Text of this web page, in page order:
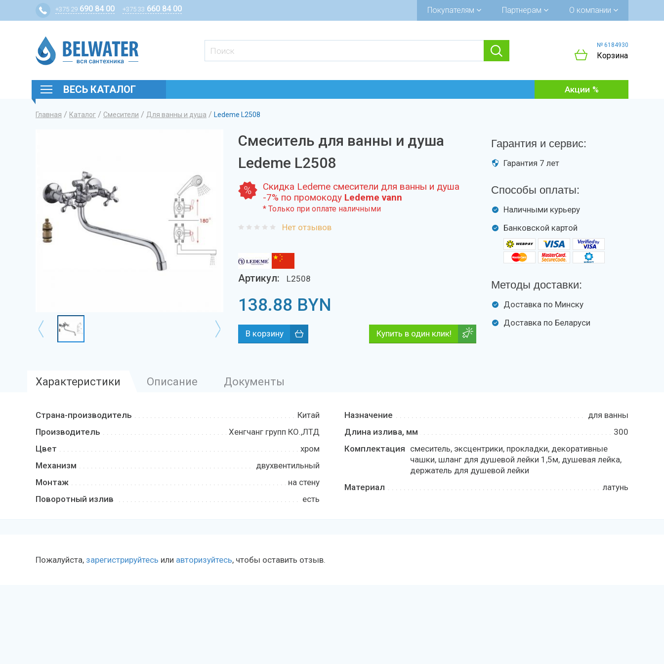
+375 29 690 84 00 +375 33 660 84 00 Покупателям Партнерам О компании
№ 6184930
Корзина
ВЕСЬ КАТАЛОГ Акции
Вы здесь
Главная / Каталог / Смесители / Для ванны и душа / Ledeme L2508
Смеситель для ванны и душа
Ledeme L2508
Скидка Ledeme смесители для ванны и душа
-7% по промокоду Ledeme vann
* Только при оплате наличными
Нет отзывов
Артикул: L2508
138.88 BYN
Купить в один клик!
Гарантия и сервис:
Гарантия 7 лет
Способы оплаты:
Наличными курьеру
Банковской картой
Методы доставки:
Доставка по Минску
Доставка по Беларуси
Характеристики Описание Документы
Страна-производитель
Китай
Производитель
Хенгчанг групп КО.,ЛТД
Цвет
хром
Механизм
двухвентильный
Монтаж
на стену
Поворотный излив
есть
Назначение
для ванны
Длина излива, мм
300
Комплектация смеситель, эксцентрики, прокладки, декоративные
чашки, шланг для душевой лейки 1,5м, душевая лейка,
держатель для душевой лейки
Материал
латунь
Пожалуйста, зарегистрируйтесь или авторизуйтесь, чтобы оставить отзыв.